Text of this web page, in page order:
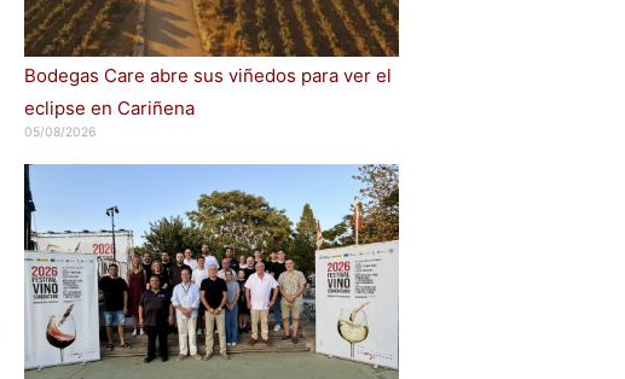
Bodegas Care abre sus viñedos para ver el
eclipse en Cariñena
05/08/2026